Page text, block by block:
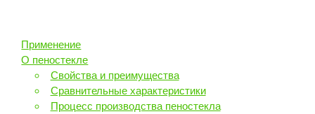
Применение
О пеностекле
Свойства и преимущества
Сравнительные характеристики
Процесс производства пеностекла